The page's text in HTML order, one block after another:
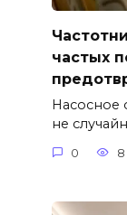
частых
Насосное
не
0 8